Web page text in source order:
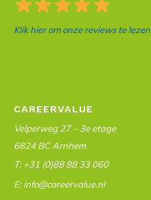
Klik hier om onze reviews te lezen
CAREERVALUE
Velperweg 27 – 3e etage
6824 BC Arnhem
T: +31 (0)88 88 33 060
E: info@careervalue.nl